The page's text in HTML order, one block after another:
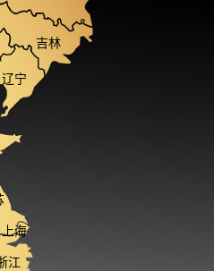
上海
辽宁
吉林
江